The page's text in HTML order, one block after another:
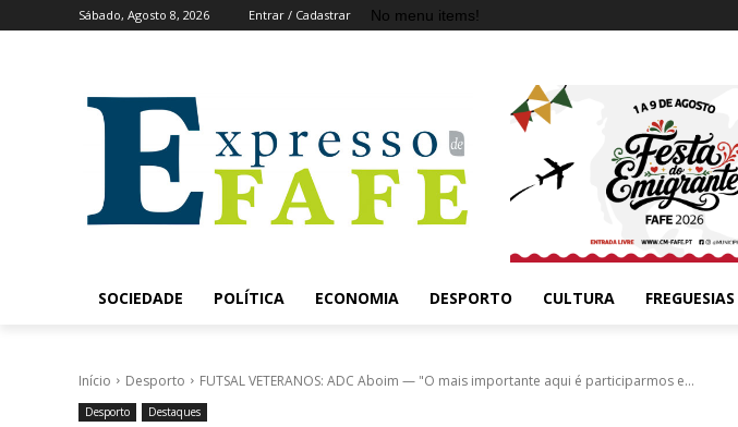
Sábado, Agosto 8, 2026 Entrar / Cadastrar No menu items!
SOCIEDADE POLÍTICA ECONOMIA DESPORTO CULTURA FREGUESIAS
Início Desporto FUTSAL VETERANOS: ADC Aboim — "O mais importante aqui é participarmos e...
Desporto Destaques